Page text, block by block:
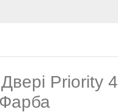
Двері Priority 4